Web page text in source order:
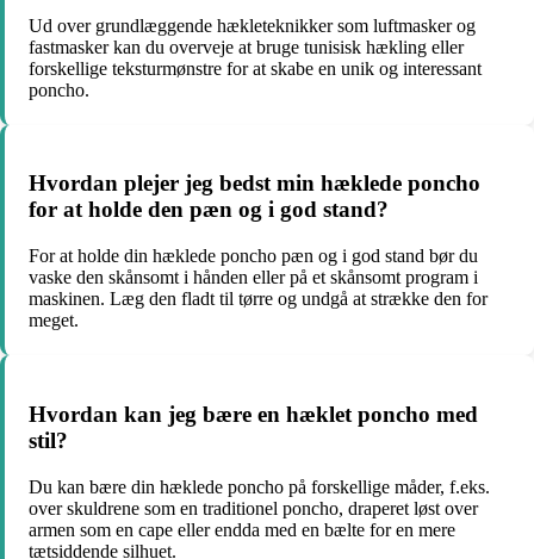
Ud over grundlæggende hækleteknikker som luftmasker og
fastmasker kan du overveje at bruge tunisisk hækling eller
forskellige teksturmønstre for at skabe en unik og interessant
poncho.
Hvordan plejer jeg bedst min hæklede poncho
for at holde den pæn og i god stand?
For at holde din hæklede poncho pæn og i god stand bør du
vaske den skånsomt i hånden eller på et skånsomt program i
maskinen. Læg den fladt til tørre og undgå at strække den for
meget.
Hvordan kan jeg bære en hæklet poncho med
stil?
Du kan bære din hæklede poncho på forskellige måder, f.eks.
over skuldrene som en traditionel poncho, draperet løst over
armen som en cape eller endda med en bælte for en mere
tætsiddende silhuet.